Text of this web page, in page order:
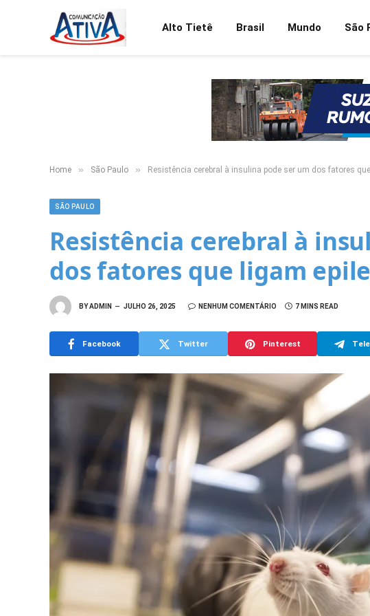
Alto Tietê Brasil Mundo São
Home » São Paulo » Resistência cerebral à insulina pode ser um dos fatores
SÃO PAULO
Resistência cerebral à
dos fatores que ligam
BYADMIN JULHO 26, 2025 NENHUM COMENTÁRIO 7 MINS READ
Facebook Twitter Pinterest